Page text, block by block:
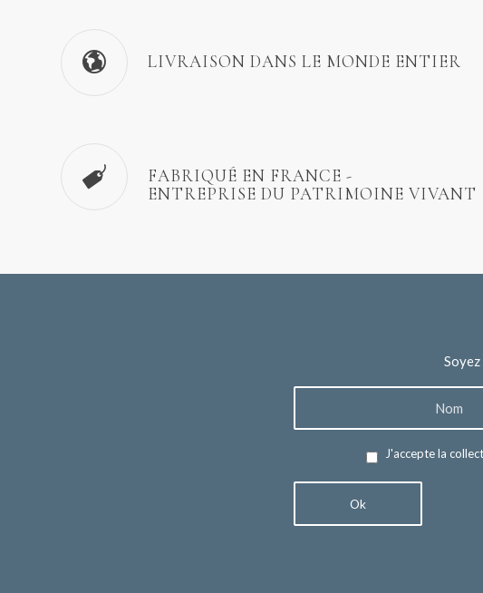
LIVRAISON DANS LE MONDE ENTIER
FABRIQUÉ EN FRANCE -
ENTREPRISE DU PATRIMOINE VIVANT
J'accepte la